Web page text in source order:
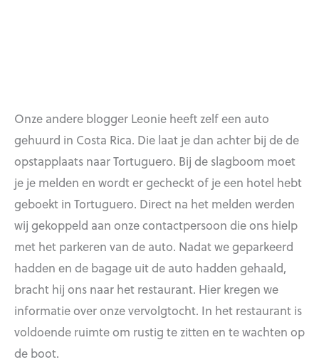
Onze andere blogger Leonie heeft zelf een auto
gehuurd in Costa Rica. Die laat je dan achter bij de de
opstapplaats naar Tortuguero. Bij de slagboom moet
je je melden en wordt er gecheckt of je een hotel hebt
geboekt in Tortuguero. Direct na het melden werden
wij gekoppeld aan onze contactpersoon die ons hielp
met het parkeren van de auto. Nadat we geparkeerd
hadden en de bagage uit de auto hadden gehaald,
bracht hij ons naar het restaurant. Hier kregen we
informatie over onze vervolgtocht. In het restaurant is
voldoende ruimte om rustig te zitten en te wachten op
de boot.